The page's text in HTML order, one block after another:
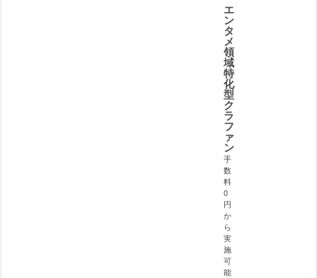
エ
ン
タ
メ
領
域
特
化
型
ク
ラ
フ
ァ
ン
手
数
料
0
円
か
ら
実
施
可
能